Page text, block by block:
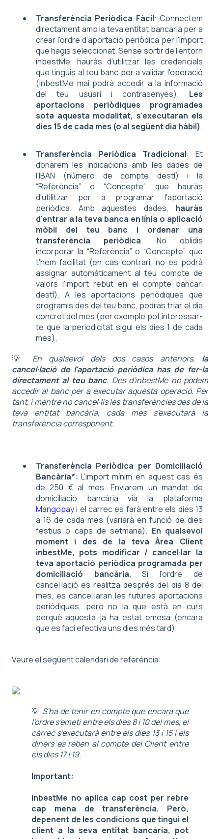
Transferència Periòdica Fàcil: Connectem
directament amb la teva entitat bancària per a
crear l'ordre d'aportació periòdica per l'import
que hagis seleccionat. Sense sortir de l'entorn
inbestMe, hauràs d'utilitzar les credencials
que tinguis al teu banc per a validar l'operació
(inbestMe mai podrà accedir a la informació
del teu usuari i contrasenyes). Les
aportacions periòdiques programades
sota aquesta modalitat, s'executaran els
dies 15 de cada mes (o al següent dia hàbil).
Transferència Periòdica Tradicional: Et
donarem les indicacions amb les dades de
l'IBAN (número de compte destí) i la
“Referència” o “Concepte” que hauràs
d'utilitzar per a programar l'aportació
periòdica. Amb aquestes dades, hauràs
d'entrar a la teva banca en línia o aplicació
mòbil del teu banc i ordenar una
transferència periòdica. No oblidis
incorporar la “Referència” o “Concepte” que
t'hem facilitat (en cas contrari, no es podrà
assignar automàticament al teu compte de
valors l'import rebut en el compte bancari
destí). A les aportacions periòdiques que
programis des del teu banc, podràs triar el dia
concret del mes (per exemple pot interessar-
te que la periodicitat sigui els dies 1 de cada
mes).
💡 En qualsevol dels dos casos anteriors, la
cancel·lació de l'aportació periòdica has de fer-la
directament al teu banc. Des d'inbestMe no podem
accedir al banc per a executar aquesta operació. Per
tant, i mentre no cancel·lis les transferències des de la
teva entitat bancària, cada mes s'executarà la
transferència corresponent.
Transferència Periòdica per Domiciliació
Bancària*: L'import mínim en aquest cas és
de 250 € al mes. Enviarem un mandat de
domiciliació bancària via la plataforma
Mangopayi el càrrec es farà entre els dies 13
a 16 de cada mes (variarà en funció de dies
festius o caps de setmana). En qualsevol
moment i des de la teva Àrea Client
inbestMe, pots modificar / cancel·lar la
teva aportació periòdica programada per
domiciliació bancària. Si l'ordre de
cancel·lació es realitza després del dia 8 del
mes, es cancel·laran les futures aportacions
periòdiques, però no la que està en curs
perquè aquesta ja ha estat emesa (encara
que es faci efectiva uns dies més tard).
Veure el següent calendari de referència:
💡 S'ha de tenir en compte que encara que
l'ordre s'emeti entre els dies 8 i 10 del mes, el
càrrec s'executarà entre els dies 13 i 15 i els
diners es reben al compte del Client entre
els dies 17 i 19.
Important:
inbestMe no aplica cap cost per rebre
cap mena de transferència. Però,
depenent de les condicions que tingui el
client a la seva entitat bancària, pot